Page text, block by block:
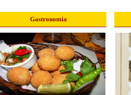
Gastronomia